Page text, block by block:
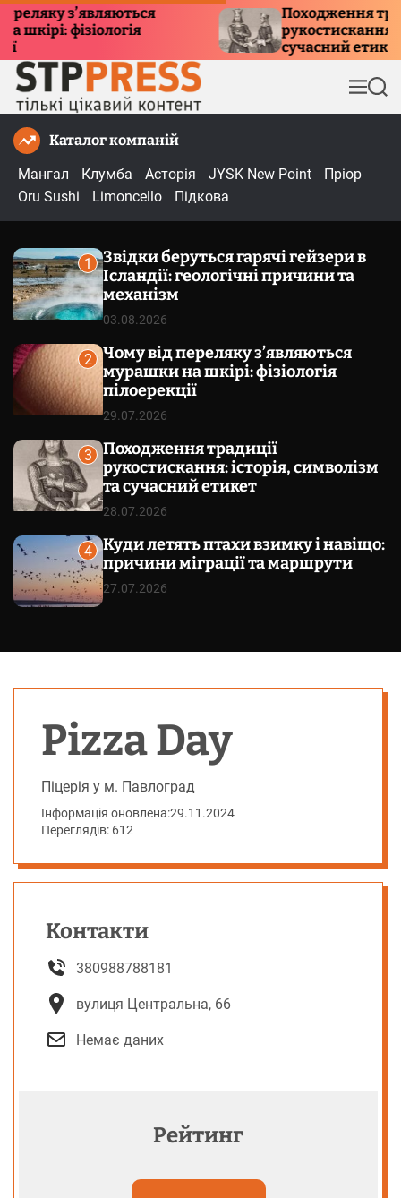
з’являються
фізіологія
Походження традиції
рукостискання:
сучасний етикет
М
е
П
о
Каталог компаній
Мангал
Клумба Асторія JYSK New Point
Пріор
Oru Sushi
Limoncello Підкова
1
Звідки беруться гарячі гейзери в
Ісландії: геологічні причини та
механізм
03.08.2026
2
Чому від переляку з’являються
мурашки на шкірі: фізіологія
пілоерекції
29.07.2026
3
Походження традиції
рукостискання: історія, символізм
та сучасний етикет
28.07.2026
4
Куди летять птахи взимку і навіщо:
причини міграції та маршрути
27.07.2026
Pizza Day
Піцерія у м. Павлоград
Інформація оновлена:29.11.2024
Переглядів: 612
Контакти
380988788181
вулиця Центральна, 66
Немає даних
Рейтинг